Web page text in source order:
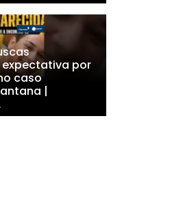
por
caso
|